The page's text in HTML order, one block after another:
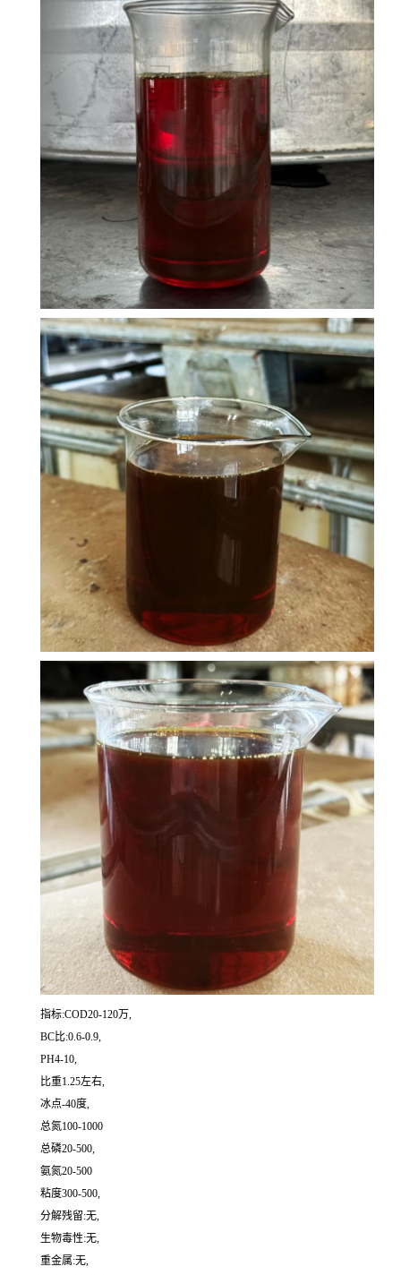
指标:COD20-120万,
BC比:0.6-0.9,
PH4-10,
比重1.25左右,
冰点-40度,
总氮100-1000
总磷20-500,
氨氮20-500
粘度300-500,
分解残留:无,
生物毒性:无,
重金属:无,